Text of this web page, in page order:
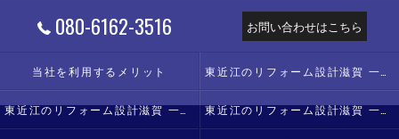
080-6162-3516 お問い合わせはこちら
当社を利用するメリット
東近江のリフォーム設計滋賀 一級建築士事務所の評判 東近江のリフォーム設計滋賀 一級建築士事務所のお客様の声